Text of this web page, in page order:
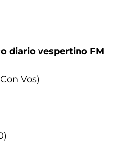
diario vespertino FM
Vos)